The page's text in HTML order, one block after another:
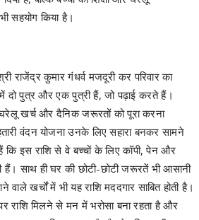
खर्च और दैनिक जरूरतों को पूरा करना
वंदन योजना उनके लिए सहारा बनकर सामने
इस राशि से वे बच्चों के लिए कॉपी, पेन और
हैं। साथ ही घर की छोटी-छोटी जरूरतें भी आसानी
खर्चों में भी यह राशि मददगार साबित होती है।
राशि मिलने से मन में भरोसा बना रहता है और
आत्मविश्वास बढ़ा है और वे परिवार की
कर पा रही हैं।